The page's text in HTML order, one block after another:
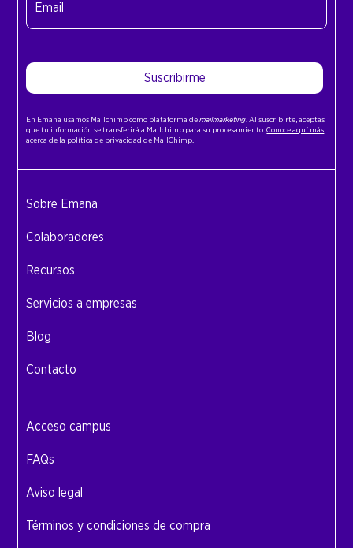
(Obligatorio)
Suscribirme
En Emana usamos Mailchimp como plataforma demailmarketing . Al suscribirte, aceptas
que tu información se transferirá a Mailchimp para su procesamiento.Conoce aquí más
acerca de la política de privacidad de MailChimp.
Sobre Emana
Colaboradores
Recursos
Servicios a empresas
Blog
Contacto
Acceso campus
FAQs
Aviso legal
Términos y condiciones de compra